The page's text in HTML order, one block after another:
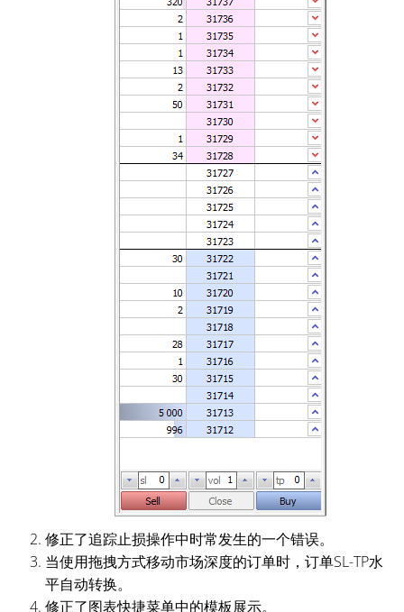
修正了追踪止损操作中时常发生的一个错误。
当使用拖拽方式移动市场深度的订单时，订单SL-TP水
平自动转换。
修正了图表快捷菜单中的模板展示。